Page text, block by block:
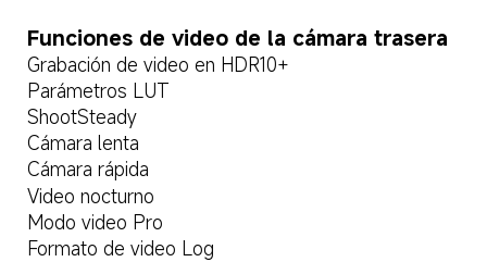
Funciones de video de la cámara trasera
Grabación de video en HDR10+
Parámetros LUT
ShootSteady
Cámara lenta
Cámara rápida
Video nocturno
Modo video Pro
Formato de video Log